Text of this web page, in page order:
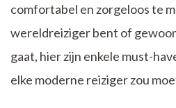
comfortabel en zorgeloos te
wereldreiziger bent of
gaat, hier zijn enkele must-
elke moderne reiziger zou